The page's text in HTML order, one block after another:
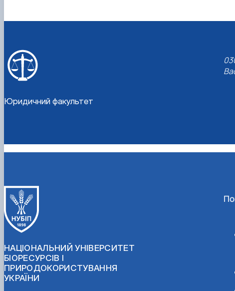
Юридичний факультет
НАЦІОНАЛЬНИЙ УНІВЕРСИТЕТ
БІОРЕСУРСІВ І
ПРИРОДОКОРИСТУВАННЯ
УКРАЇНИ